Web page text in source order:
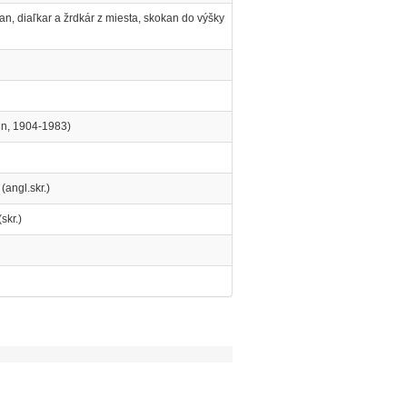
diaľkar a žrdkár z miesta, skokan do výšky
1904-1983)